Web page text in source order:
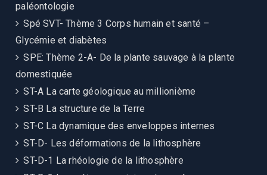
paléontologie
Spé SVT- Thème 3 Corps humain et santé –
Glycémie et diabètes
SPE: Thème 2-A- De la plante sauvage à la plante
domestiquée
ST-A La carte géologique au millionième
ST-B La structure de la Terre
ST-C La dynamique des enveloppes internes
ST-D- Les déformations de la lithosphère
ST-D-1 La rhéologie de la lithosphère